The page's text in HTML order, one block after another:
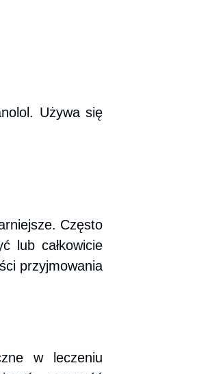
Używa się
Często
lub całkowicie
przyjmowania
w leczeniu